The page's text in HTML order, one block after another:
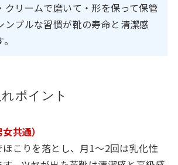
クリームで磨いて・形を保って保管
ンプルな習慣が靴の寿命と清潔感
ポイント
共通）
こりを落とし、月1〜2回は乳化性